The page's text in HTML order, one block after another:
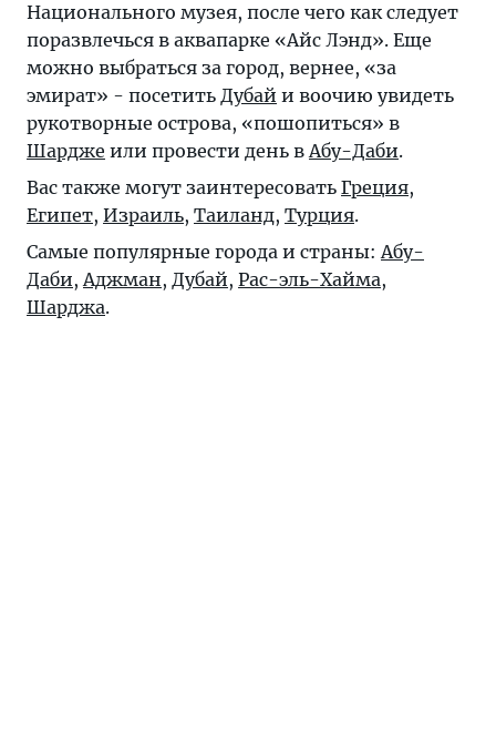
Национального музея, после чего как следует
поразвлечься в аквапарке «Айс Лэнд». Еще
можно выбраться за город, вернее, «за
эмират» - посетить Дубай и воочию увидеть
рукотворные острова, «пошопиться» в
Шардже или провести день вАбу-Даби.
Вас также могут заинтересовать Греция,
Египет, Израиль, Таиланд, Турция.
Самые популярные города и страны:Абу-
Даби,Аджман, Дубай, Рас-эль-Хайма,
Шарджа.